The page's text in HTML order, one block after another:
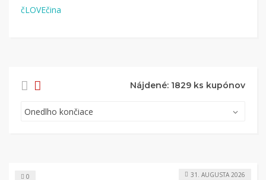
čLOVEčina
Nájdené: 1829 ks kupónov
0 31. AUGUSTA 2026